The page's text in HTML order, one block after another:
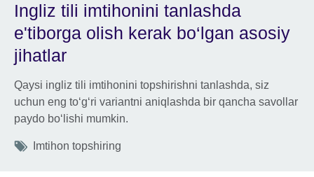
Ingliz tili imtihonini tanlashda
e'tiborga olish kerak bo‘lgan asosiy
jihatlar
Qaysi ingliz tili imtihonini topshirishni tanlashda, siz
uchun eng to‘g‘ri variantni aniqlashda bir qancha savollar
paydo bo‘lishi mumkin.
Tags
Imtihon topshiring